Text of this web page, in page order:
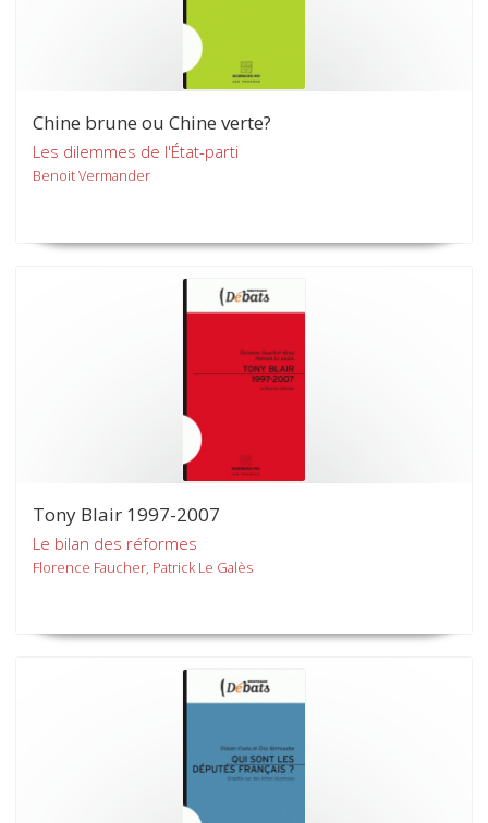
Chine brune ou Chine verte?
Les dilemmes de l'État-parti
Benoit Vermander
Tony Blair 1997-2007
Le bilan des réformes
Florence Faucher, Patrick Le Galès